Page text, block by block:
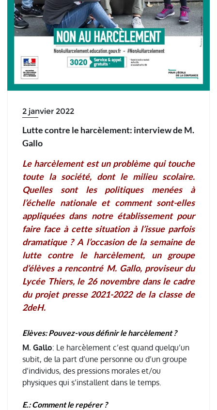
2 janvier 2022
Lutte contre le harcèlement: interview de M.
Gallo
Le harcèlement est un problème qui touche
toute la société, dont le milieu scolaire.
Quelles sont les politiques menées à
l’échelle nationale et comment sont-elles
appliquées dans notre établissement pour
faire face à cette situation à l’issue parfois
dramatique ? A l’occasion de la semaine de
lutte contre le harcèlement, un groupe
d’élèves a rencontré M. Gallo, proviseur du
Lycée Thiers, le 26 novembre dans le cadre
du projet presse 2021-2022 de la classe de
2deH.
Elèves: Pouvez-vous définir le harcèlement ?
M. Gallo: Le harcèlement c’est quand quelqu’un
subit, de la part d’une personne ou d’un groupe
d’individus, des pressions morales et/ou
physiques qui s’installent dans le temps.
E.: Comment le repérer ?